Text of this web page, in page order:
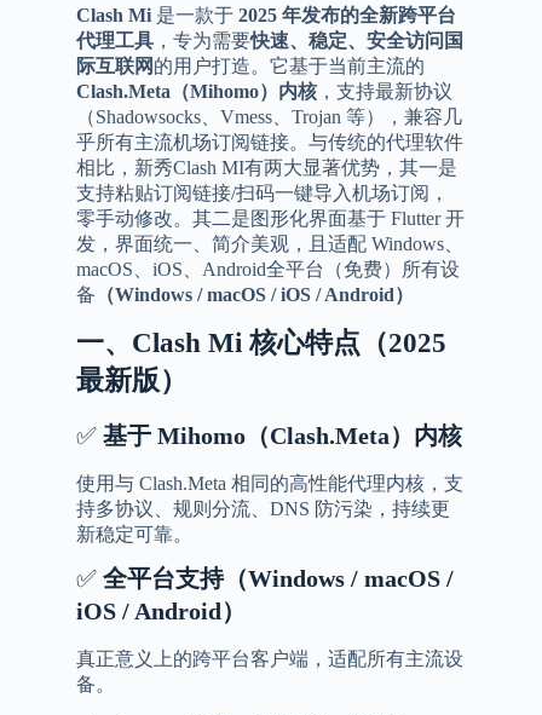
Clash Mi 是一款于 2025 年发布的全新跨平台
代理工具，专为需要快速、稳定、安全访问国
际互联网 的用户打造。它基于当前主流的
Clash.Meta（Mihomo）内核，支持最新协议
（Shadowsocks、Vmess、Trojan 等），兼容几
乎所有主流机场订阅链接。与传统的代理软件
相比，新秀Clash MI有两大显著优势，其一是
支持粘贴订阅链接/扫码一键导入机场订阅，
零手动修改。其二是图形化界面基于 Flutter 开
发，界面统一、简介美观，且适配 Windows、
macOS、iOS、Android全平台（免费）所有设
备 （Windows / macOS / iOS / Android）
一、 Clash Mi 核心特点（2025
最新版）
✅ 基于Mihomo（Clash.Meta）内核
使用与 Clash.Meta 相同的高性能代理内核，支
持多协议、规则分流、DNS 防污染，持续更
新稳定可靠。
✅ 全平台支持（Windows / macOS /
iOS / Android）
真正意义上的跨平台客户端，适配所有主流设
备。